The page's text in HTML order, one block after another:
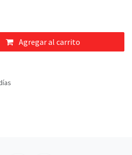
Agregar al carrito